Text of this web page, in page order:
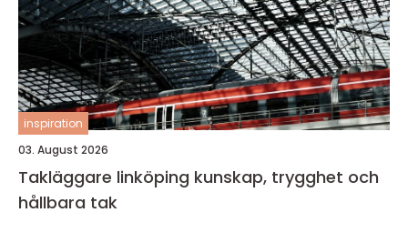
inspiration
03. August 2026
Takläggare linköping kunskap, trygghet och
hållbara tak